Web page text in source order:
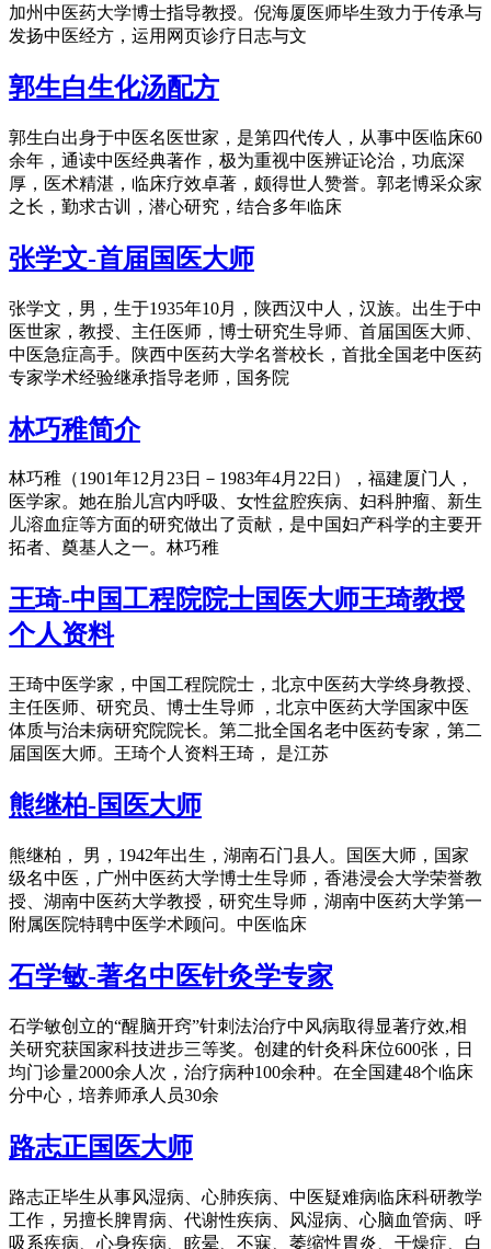
加州中医药大学博士指导教授。倪海厦医师毕生致力于传承与
发扬中医经方，运用网页诊疗日志与文
郭生白生化汤配方
郭生白出身于中医名医世家，是第四代传人，从事中医临床60
余年，通读中医经典著作，极为重视中医辨证论治，功底深
厚，医术精湛，临床疗效卓著，颇得世人赞誉。郭老博采众家
之长，勤求古训，潜心研究，结合多年临床
张学文-首届国医大师
张学文，男，生于1935年10月，陕西汉中人，汉族。出生于中
医世家，教授、主任医师，博士研究生导师、首届国医大师、
中医急症高手。陕西中医药大学名誉校长，首批全国老中医药
专家学术经验继承指导老师，国务院
林巧稚简介
林巧稚（1901年12月23日－1983年4月22日），福建厦门人，
医学家。她在胎儿宫内呼吸、女性盆腔疾病、妇科肿瘤、新生
儿溶血症等方面的研究做出了贡献，是中国妇产科学的主要开
拓者、奠基人之一。林巧稚
王琦-中国工程院院士国医大师王琦教授
个人资料
王琦中医学家，中国工程院院士，北京中医药大学终身教授、
主任医师、研究员、博士生导师 ，北京中医药大学国家中医
体质与治未病研究院院长。第二批全国名老中医药专家，第二
届国医大师。王琦个人资料王琦， 是江苏
熊继柏-国医大师
熊继柏， 男，1942年出生，湖南石门县人。国医大师，国家
级名中医，广州中医药大学博士生导师，香港浸会大学荣誉教
授、湖南中医药大学教授，研究生导师，湖南中医药大学第一
附属医院特聘中医学术顾问。中医临床
石学敏-著名中医针灸学专家
石学敏创立的“醒脑开窍”针刺法治疗中风病取得显著疗效,相
关研究获国家科技进步三等奖。创建的针灸科床位600张，日
均门诊量2000余人次，治疗病种100余种。在全国建48个临床
分中心，培养师承人员30余
路志正国医大师
路志正毕生从事风湿病、心肺疾病、中医疑难病临床科研教学
工作，另擅长脾胃病、代谢性疾病、风湿病、心脑血管病、呼
吸系疾病、心身疾病、眩晕、不寐、萎缩性胃炎、干燥症、白